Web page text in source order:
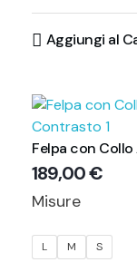
Aggiungi al
Felpa con
189,00€
Misure
L M S